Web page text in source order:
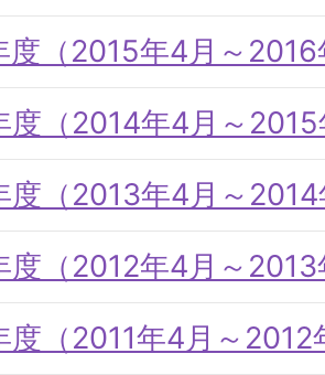
度（2015年4月～
度（2014年4月～
度（2013年4月～
度（2012年4月～
度（2011年4月～2012